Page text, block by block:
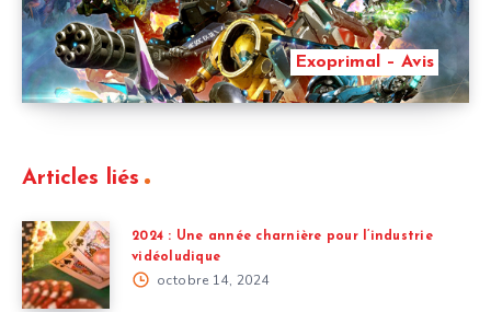
Exoprimal – Avis
Articles liés
2024 : Une année charnière pour l’industrie
vidéoludique
octobre 14, 2024